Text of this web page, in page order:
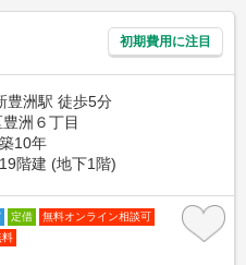
初期費用に注目
豊洲駅 徒歩5分
洲６丁目
築10年
19階建 (地下1階)
定借
無料オンライン相談可
料